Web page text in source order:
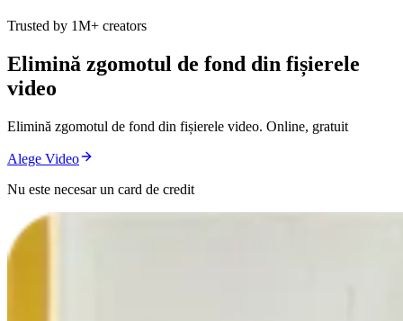
Trusted by 1M+ creators
Elimină zgomotul de fond din fișierele
video
Elimină zgomotul de fond din fișierele video. Online, gratuit
Alege Video
Nu este necesar un card de credit